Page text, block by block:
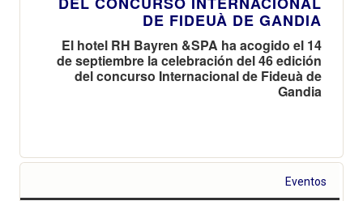
DE FIDEUÀ DE GANDIA
El hotel RH Bayren &SPA ha acogido el 14
de septiembre la celebración del 46 edición
del concurso Internacional de Fideuà de
Gandia
Eventos